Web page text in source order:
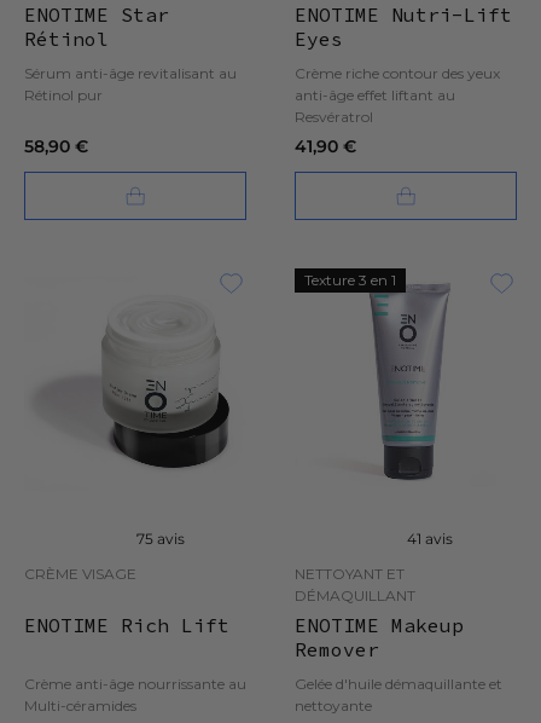
ENOTIME Star
Rétinol
Sérum anti-âge revitalisant au
Rétinol pur
58,90 €
ENOTIME Nutri-Lift
Eyes
Crème riche contour des yeux
anti-âge effet liftant au
Resvératrol
41,90 €
75 avis
CRÈME VISAGE
ENOTIME Rich Lift
Crème anti-âge nourrissante au
Multi-céramides
Texture 3 en 1
41 avis
NETTOYANT ET
DÉMAQUILLANT
ENOTIME Makeup
Remover
Gelée d'huile démaquillante et
nettoyante